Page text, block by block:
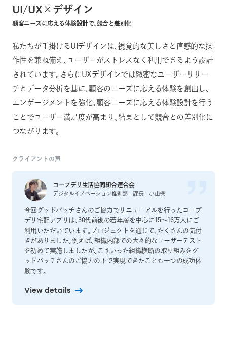
UI/UX×デザイン
顧客ニーズに応える体験設計で、競合と差別化
私たちが手掛けるUIデザインは、視覚的な美しさと直感的な操
作性を兼ね備え、ユーザーがストレスなく利用できるよう設計
されています。さらにUXデザインでは緻密なユーザーリサー
チとデータ分析を基に、顧客のニーズに応える体験を創出し、
エンゲージメントを強化。顧客ニーズに応える体験設計を行う
ことでユーザー満足度が高まり、結果として競合との差別化に
つながります。
クライアントの声
コープデリ生活協同組合連合会
デジタルイノベーション推進部 課長 小山様
今回グッドパッチさんのご協力でリニューアルを行ったコープ
デリ宅配アプリは、30代前後の若年層を中心に15～16万人にご
利用いただいています。プロジェクトを通じて、たくさんの気付
きがありました。例えば、組織内部での大々的なユーザーテスト
を初めて実施しましたが、こういった組織横断の取り組みをグ
ッドパッチさんのご協力の下で実現できたことも一つの成功体
験です。
View details